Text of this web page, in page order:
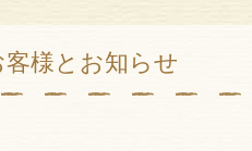
様とお知らせ